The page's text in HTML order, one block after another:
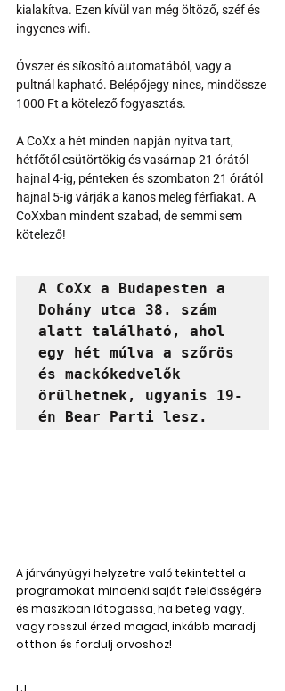
kialakítva. Ezen kívül van még öltöző, széf és
ingyenes wifi.
Óvszer és síkosító automatából, vagy a
pultnál kapható. Belépőjegy nincs, mindössze
1000 Ft a kötelező fogyasztás.
A CoXx a hét minden napján nyitva tart,
hétfőtől csütörtökig és vasárnap 21 órától
hajnal 4-ig, pénteken és szombaton 21 órától
hajnal 5-ig várják a kanos meleg férfiakat. A
CoXxban mindent szabad, de semmi sem
kötelező!
A CoXx a Budapesten a
Dohány utca 38. szám
alatt található, ahol
egy hét múlva a szőrös
és mackókedvelők
örülhetnek, ugyanis 19-
én Bear Parti lesz.
A járványügyi helyzetre való tekintettel a
programokat mindenki saját felelősségére
és maszkban látogassa, ha beteg vagy,
vagy rosszul érzed magad, inkább maradj
otthon és fordulj orvoshoz!